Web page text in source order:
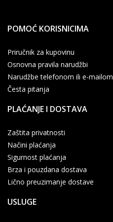
POMOĆ KORISNICIMA
Priručnik za kupovinu
Osnovna pravila narudžbi
Narudžbe telefonom ili e-mailom
Česta pitanja
PLAĆANJE I DOSTAVA
Zaštita privatnosti
Načini plaćanja
Sigurnost plaćanja
Brza i pouzdana dostava
Lično preuzimanje dostave
USLUGE